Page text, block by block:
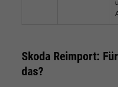
Skoda Reimport:
das?